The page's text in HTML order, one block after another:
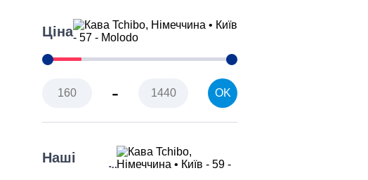
Ціна
- OK
Nesquik
Pellini
Кава зi Львова
Наші
пропозиції